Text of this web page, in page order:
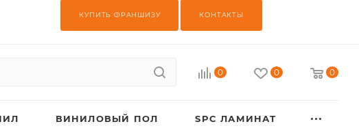
КУПИТЬ ФРАНШИЗУ КОНТАКТЫ
0 0 0
ВИНИЛОВЫЙ ПОЛ SPC ЛАМИНАТ